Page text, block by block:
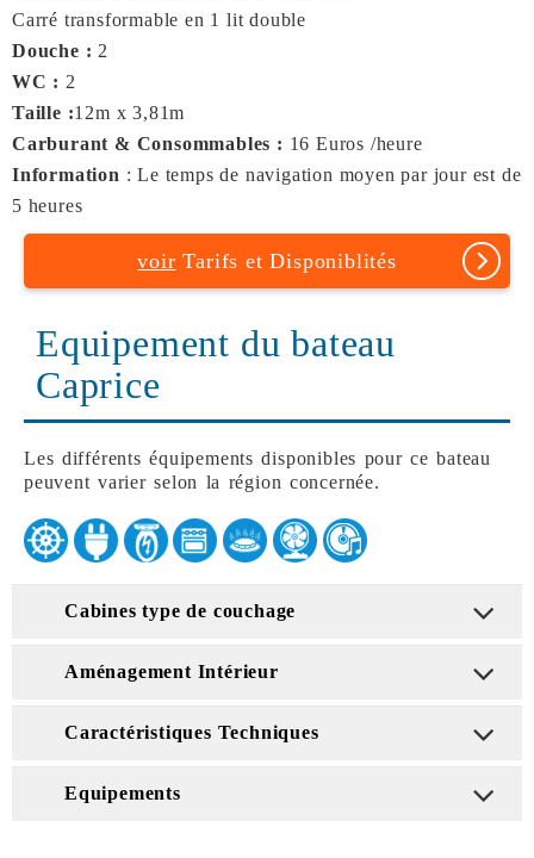
Carré transformable en 1 lit double
Douche : 2
WC : 2
Taille :12m x 3,81m
Carburant & Consommables : 16 Euros /heure
Information : Le temps de navigation moyen par jour est de
5 heures
voir Tarifs et Disponiblités
Equipement du bateau
Caprice
Les différents équipements disponibles pour ce bateau
peuvent varier selon la région concernée.
Cabines type de couchage
Aménagement Intérieur
Caractéristiques Techniques
Equipements